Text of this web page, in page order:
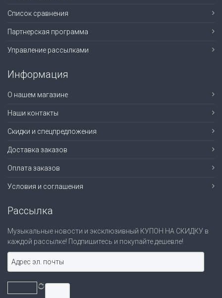
Список сравнения
Партнерская программа
Управление рассылками
Информация
О нашем магазине
Наши контакты
Скидки и спецпредложения
Доставка заказов
Оплата заказов
Условия и соглашения
Рассылка
Музыкальные новости и эксклюзивный КУПОН НА СКИДКУ в
каждой рассылке! Подпишитесь и покупайте дешевле!